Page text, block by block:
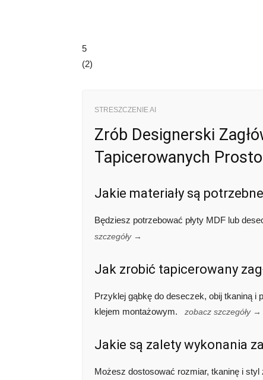
5
(2)
STRESZCZENIE AI
Zrób Designerski
Tapicerowanych
Jakie materiały są
Będziesz potrzebować płyty MDF lub
szczegóły →
Jak zrobić tapicerowany
Przyklej gąbkę do deseczek, obij tkaniną
klejem montażowym.
zobacz szczegóły →
Jakie są zalety wykonania
Możesz dostosować rozmiar, tkaninę i